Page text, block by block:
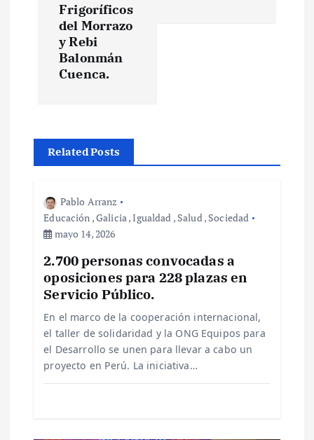
ó
Frigoríficos
del Morrazo
y Rebi
Balonmán
Cuenca.
Related Posts
Pablo Arranz
Educación ,Galicia,Igualdad , Salud, Sociedad
mayo 14, 2026
2.700 personas convocadas a
oposiciones para 228 plazas en
Servicio Público.
En el marco de la cooperación internacional,
el taller de solidaridad y la ONG Equipos para
el Desarrollo se unen para llevar a cabo un
proyecto en Perú. La iniciativa…